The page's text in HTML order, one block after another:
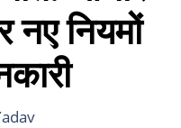
नियमों